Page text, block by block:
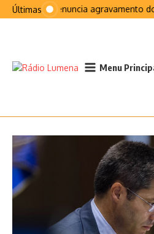
Ir para o conteúdo
ÚltimasPCP denuncia agravamento
Menu